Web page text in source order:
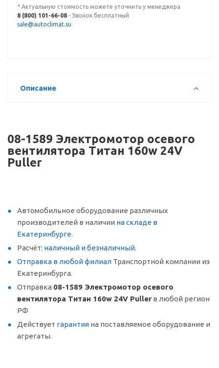
* Актуальную стоимость можете уточнить у менеджера
8 (800) 101-66-08 - Звонок бесплатный
sale@autoclimat.su
Описание
08-1589 Электромотор осевого
вентилятора Титан 160w 24V
Puller
Автомобильное оборудование различных
производителей в наличии на складе в
Екатеринбурге.
Расчёт: наличный и безналичный.
Отправка в любой филиал Транспортной компании из
Екатеринбурга.
Отправка 08-1589 Электромотор осевого
вентилятора Титан 160w 24V Puller в любой регион
РФ
Действует гарантия на поставляемое оборудование и
агрегаты.